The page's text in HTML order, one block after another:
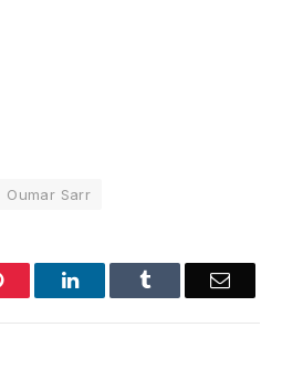
Oumar Sarr
Pinterest LinkedInTumblr Email